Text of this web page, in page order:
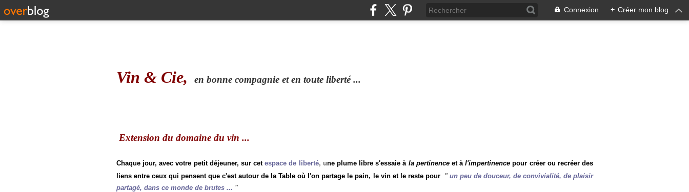
Connexion + Créer mon blog
Vin & Cie, en bonne compagnie et en toute liberté ...
Extension du domaine du vin ...
Chaque jour, avec votre petit déjeuner, sur cetespace de liberté, une plume libre s'essaie à la pertinenceet àl'impertinence pour créer ou recréer des
liens entre ceux qui pensent que c'est autour de la Table où l'on partage le pain, le vin et le reste pour "un peu de douceur, de convivialité, de plaisir
partagé, dans ce monde de brutes ... "